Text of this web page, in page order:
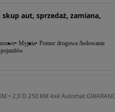
skup aut, sprzedaż, zamiana,
Myjnia Pomoc drogowa /holowanie